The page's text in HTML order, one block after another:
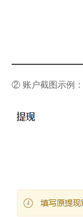
② 账户截图示例：